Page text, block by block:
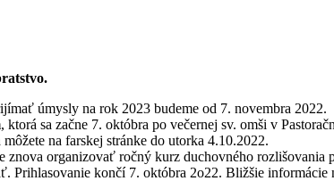
úmysly na rok 2023 budeme od 7. novembra 2022.
, ktorá sa začne 7. októbra po večernej sv. omši v
na farskej stránke do utorka 4.10.2022.
znova organizovať ročný kurz duchovného
Prihlasovanie končí 7. októbra 2o22. Bližšie informácie